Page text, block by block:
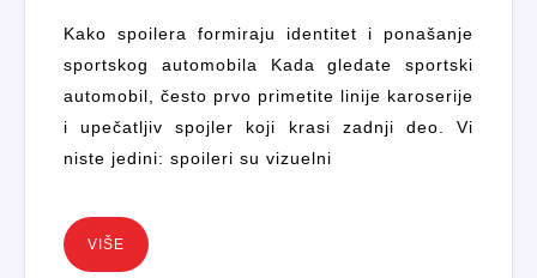
I
U
Kako spoilera formiraju identitet i ponašanje
sportskog automobila Kada gledate sportski
automobil, često prvo primetite linije karoserije
i upečatljiv spojler koji krasi zadnji deo. Vi
niste jedini: spoileri su vizuelni
VIŠE VIŠE